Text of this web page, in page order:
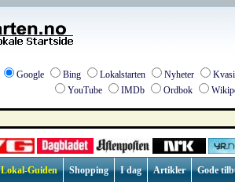
Google Bing Lokalstarten Nyheter
YouTube
IMDb Ordbok
Lokal-Guiden Shopping I dag Artikler
Gode